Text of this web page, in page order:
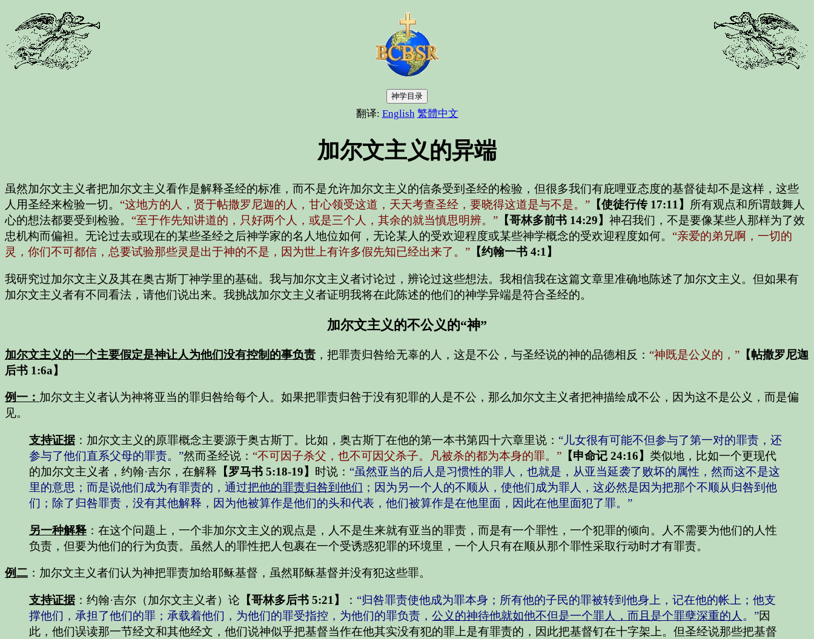
神学目录
翻译: English 繁體中文
加尔文主义的异端
虽然加尔文主义者把加尔文主义看作是解释圣经的标准，而不是允许加尔文主义的信条受到圣经的检验，但很多我们有庇哩亚态度的基督徒却不是这样，这些
人用圣经来检验一切。 “这地方的人，贤于帖撒罗尼迦的人，甘心领受这道，天天考查圣经，要晓得这道是与不是。” 【使徒行传 17:11】 所有观点和所谓鼓舞人
心的想法都要受到检验。 “至于作先知讲道的，只好两个人，或是三个人，其余的就当慎思明辨。” 【哥林多前书 14:29】 神召我们，不是要像某些人那样为了效
忠机构而偏袒。无论过去或现在的某些圣经之后神学家的名人地位如何，无论某人的受欢迎程度或某些神学概念的受欢迎程度如何。 “亲爱的弟兄啊，一切的
灵，你们不可都信，总要试验那些灵是出于神的不是，因为世上有许多假先知已经出来了。” 【约翰一书 4:1】
我研究过加尔文主义及其在奥古斯丁神学里的基础。我与加尔文主义者讨论过，辨论过这些想法。我相信我在这篇文章里准确地陈述了加尔文主义。但如果有
加尔文主义者有不同看法，请他们说出来。我挑战加尔文主义者证明我将在此陈述的他们的神学异端是符合圣经的。
加尔文主义的不公义的“神”
加尔文主义的一个主要假定是神让人为他们没有控制的事负责 ，把罪责归咎给无辜的人，这是不公，与圣经说的神的品德相反： “神既是公义的，” 【帖撒罗尼迦
后书 1:6a】
例一： 加尔文主义者认为神将亚当的罪归咎给每个人。如果把罪责归咎于没有犯罪的人是不公，那么加尔文主义者把神描绘成不公，因为这不是公义，而是偏
见。
支持证据 ： 加尔文主义的原罪概念主要源于奥古斯丁。比如，奥古斯丁在他的第一本书第四十六章里说： “儿女很有可能不但参与了第一对的罪责，还
参与了他们直系父母的罪责。”然而圣经说： “不可因子杀父，也不可因父杀子。凡被杀的都为本身的罪。” 【申命记 24:16】 类似地，比如一个更现代
的加尔文主义者，约翰·吉尔，在解释 【罗马书 5:18-19】 时说： “虽然亚当的后人是习惯性的罪人，也就是，从亚当延袭了败坏的属性，然而这不是这
里的意思；而是说他们成为有罪责的，通过把他的罪责归咎到他们 ；因为另一个人的不顺从，使他们成为罪人，这必然是因为把那个不顺从归咎到他
们；除了归咎罪责，没有其他解释，因为他被算作是他们的头和代表，他们被算作是在他里面，因此在他里面犯了罪。”
另一种解释 ：在这个问题上，一个非加尔文主义的观点是，人不是生来就有亚当的罪责，而是有一个罪性，一个犯罪的倾向。人不需要为他们的人性
负责，但要为他们的行为负责。虽然人的罪性把人包裹在一个受诱惑犯罪的环境里，一个人只有在顺从那个罪性采取行动时才有罪责。
例二 ：加尔文主义者们认为神把罪责加给耶稣基督，虽然耶稣基督并没有犯这些罪。
支持证据 ：约翰·吉尔（加尔文主义者）论 【哥林多后书 5:21】 ： “归咎罪责使他成为罪本身；所有他的子民的罪被转到他身上，记在他的帐上；他支
撑他们，承担了他们的罪；承载着他们，为他们的罪受指控，为他们的罪负责， 公义的神待他就如他不但是一个罪人，而且是个罪孽深重的人 。”因
此，他们误读那一节经文和其他经文，他们说神似乎把基督当作在他其实没有犯的罪上是有罪责的，因此把基督钉在十字架上。但圣经说那些把基督